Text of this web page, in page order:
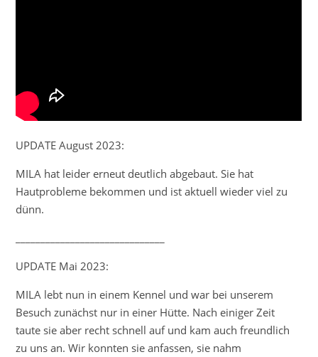
UPDATE August 2023:
MILA hat leider erneut deutlich abgebaut. Sie hat
Hautprobleme bekommen und ist aktuell wieder viel zu
dünn.
UPDATE Mai 2023:
MILA lebt nun in einem Kennel und war bei unserem
Besuch zunächst nur in einer Hütte. Nach einiger Zeit
taute sie aber recht schnell auf und kam auch freundlich
zu uns an. Wir konnten sie anfassen, sie nahm